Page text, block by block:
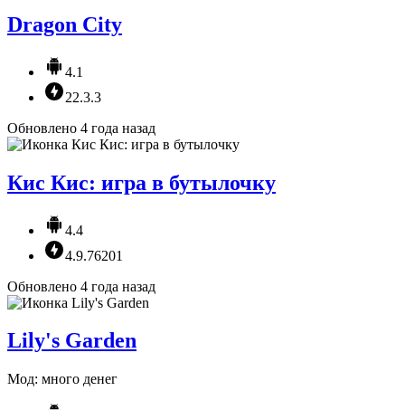
Dragon City
4.1
22.3.3
Обновлено 4 года назад
Кис Кис: игра в бутылочку
4.4
4.9.76201
Обновлено 4 года назад
Lily's Garden
Мод: много денег